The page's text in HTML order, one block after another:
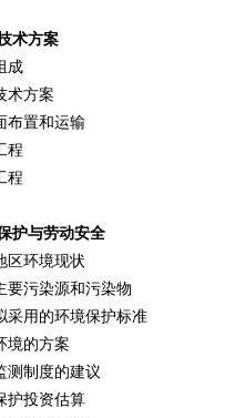
术方案
成
方案
置和运输
程
程
护与劳动安全
环境现状
污染源和污染物
用的环境保护标准
的方案
制度的建议
投资估算